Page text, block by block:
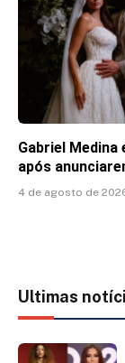
Gabriel Medina
após
4 de agosto de
Ultimas